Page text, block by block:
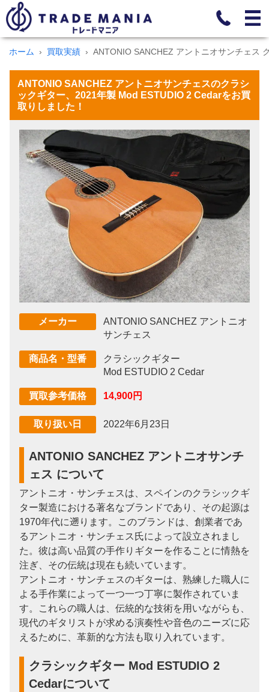
ホーム 買取実績 ANTONIO SANCHEZ アントニオサンチェス
ANTONIO SANCHEZ アントニオサンチェスのクラシ
ックギター、2021年製 Mod ESTUDIO 2 Cedarをお買
取りしました！
メーカー
ANTONIO SANCHEZ アントニオ
サンチェス
商品名・型番
クラシックギター
Mod ESTUDIO 2 Cedar
買取参考価格 14,900円
取り扱い日 2022年6月23日
ANTONIO SANCHEZ アントニオサンチ
ェス について
アントニオ・サンチェスは、スペインのクラシックギ
ター製造における著名なブランドであり、その起源は
1970年代に遡ります。このブランドは、創業者であ
るアントニオ・サンチェス氏によって設立されまし
た。彼は高い品質の手作りギターを作ることに情熱を
注ぎ、その伝統は現在も続いています。
アントニオ・サンチェスのギターは、熟練した職人に
よる手作業によって一つ一つ丁寧に製作されていま
す。これらの職人は、伝統的な技術を用いながらも、
現代のギタリストが求める演奏性や音色のニーズに応
えるために、革新的な方法も取り入れています。
クラシックギター Mod ESTUDIO 2
Cedarについて